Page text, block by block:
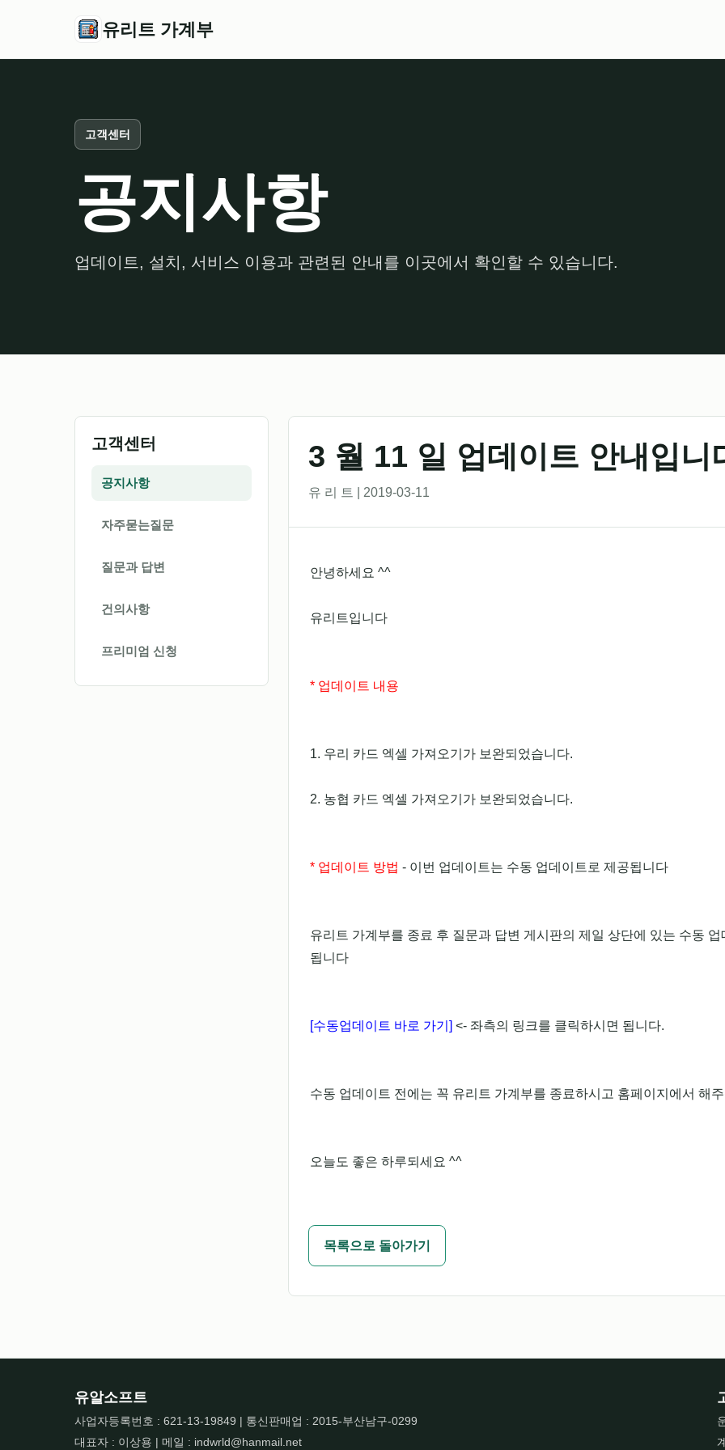
유리트 가계부
고객센터
공지사항
업데이트, 설치, 서비스 이용과 관련된 안내를 이곳에서 확인할 수 있습니다.
고객센터
공지사항
자주묻는질문
질문과 답변
건의사항
프리미엄 신청
3 월 11 일 업데이트 안내입니
유 리 트 | 2019-03-11
안녕하세요 ^^
유리트입니다
* 업데이트 내용
1. 우리 카드 엑셀 가져오기가 보완되었습니다.
2. 농협 카드 엑셀 가져오기가 보완되었습니다.
* 업데이트 방법 - 이번 업데이트는 수동 업데이트로 제공됩니다
유리트 가계부를 종료 후 질문과 답변 게시판의 제일 상단에 있는 수동
됩니다
[수동업데이트 바로 가기] <- 좌측의 링크를 클릭하시면 됩니다.
수동 업데이트 전에는 꼭 유리트 가계부를 종료하시고 홈페이지에서 해
오늘도 좋은 하루되세요 ^^
목록으로 돌아가기
유알소프트
사업자등록번호 : 621-13-19849 | 통신판매업 : 2015-부산남구-0299
대표자 : 이상용 | 메일 : indwrld@hanmail.net